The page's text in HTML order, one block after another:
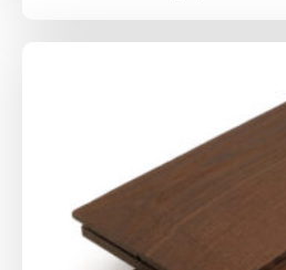
составляла
2150 ₴.